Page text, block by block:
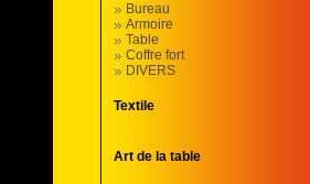
Bureau
Armoire
Table
Coffre fort
DIVERS
Textile
Art de la table